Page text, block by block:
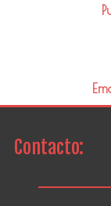
Contacto: